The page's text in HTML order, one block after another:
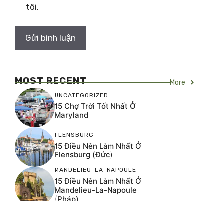
tôi.
MOST RECENT More
UNCATEGORIZED
15 Chợ Trời Tốt Nhất Ở
Maryland
FLENSBURG
15 Điều Nên Làm Nhất Ở
Flensburg (Đức)
MANDELIEU-LA-NAPOULE
15 Điều Nên Làm Nhất Ở
Mandelieu-La-Napoule
(Pháp)